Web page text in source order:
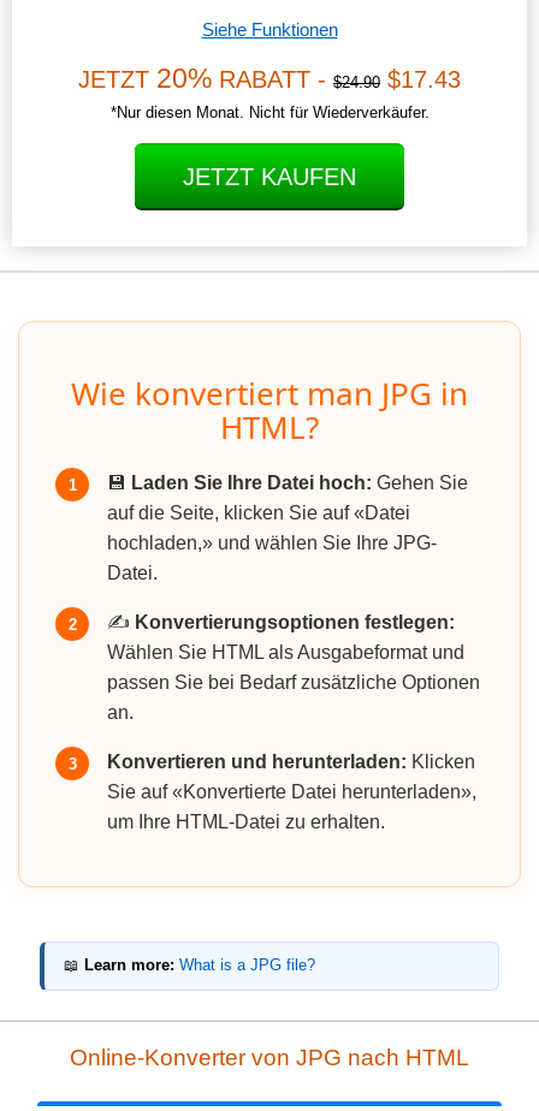
Siehe Funktionen
JETZT 20% RABATT - $24.90 $17.43
*Nur diesen Monat. Nicht für Wiederverkäufer.
JETZT KAUFEN
Wie konvertiert man JPG in
HTML?
1 💾 Laden Sie Ihre Datei hoch: Gehen Sie
auf die Seite, klicken Sie auf «Datei
hochladen,» und wählen Sie Ihre JPG-
Datei.
2 ✍️ Konvertierungsoptionen festlegen:
Wählen Sie HTML als Ausgabeformat und
passen Sie bei Bedarf zusätzliche Optionen
an.
3 Konvertieren und herunterladen: Klicken
Sie auf «Konvertierte Datei herunterladen»,
um Ihre HTML-Datei zu erhalten.
📖 Learn more: What is a JPG file?
Online-Konverter von JPG nach HTML